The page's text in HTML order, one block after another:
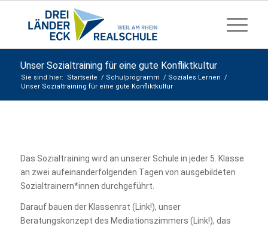
Unser Sozialtraining für eine gute Konfliktkultur
Sie sind hier: Startseite / Schulprogramm / Soziales Lernen /
Unser Sozialtraining für eine gute Konfliktkultur
Das Sozialtraining wird an unserer Schule in jeder 5. Klasse
an zwei aufeinanderfolgenden Tagen von ausgebildeten
Sozialtrainern*innen durchgeführt.
Darauf bauen der Klassenrat (Link!), unser
Beratungskonzept des Mediationszimmers (Link!), das